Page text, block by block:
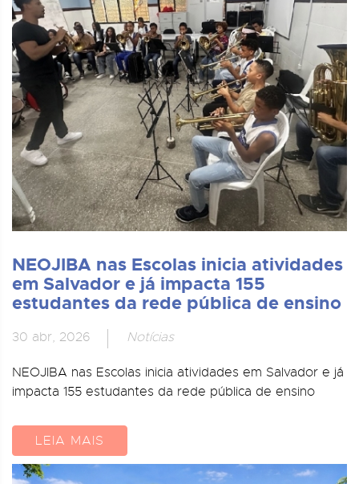
NEOJIBA nas Escolas inicia atividades
em Salvador e já impacta 155
estudantes da rede pública de ensino
30 abr, 2026 Notícias
NEOJIBA nas Escolas inicia atividades em Salvador e já
impacta 155 estudantes da rede pública de ensino
LEIA MAIS